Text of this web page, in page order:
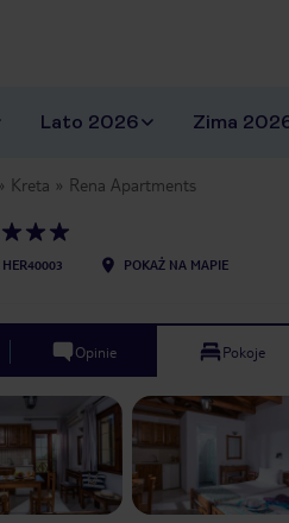
Lato 2026 Zima
Kreta Rena Apartments
HER40003 POKAŻ NA MAPIE
Opinie Pokoje